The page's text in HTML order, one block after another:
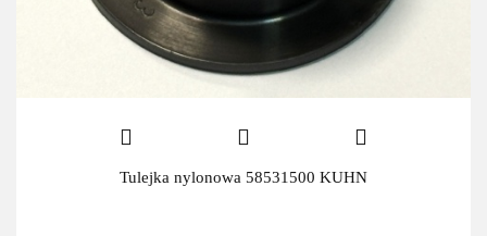
Tulejka nylonowa 58531500 KUHN